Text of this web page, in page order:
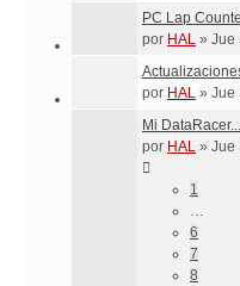
PC Lap
por HAL » Jue
por HAL » Jue
Mi DataRacer...
por HAL » Jue
1
…
6
7
8